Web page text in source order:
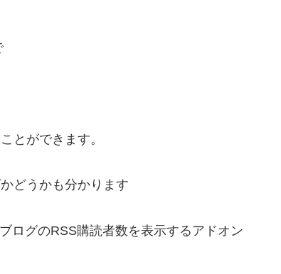
とができます。
どうかも分かります
ログのRSS購読者数を表示するアドオン